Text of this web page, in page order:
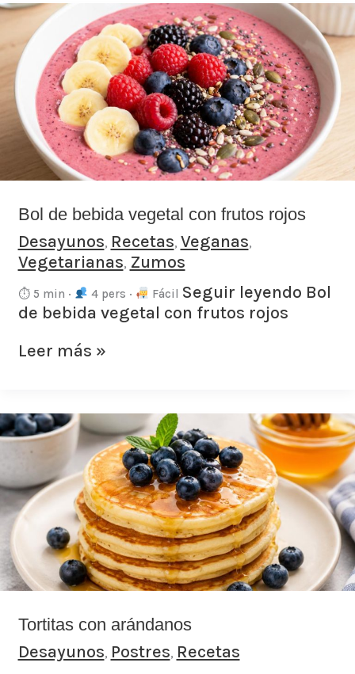
Bol de bebida vegetal con frutos rojos
Desayunos, Recetas, Veganas,
Vegetarianas, Zumos
⏱ 5 min · 4 pers · Fácil Seguir leyendo Bol
de bebida vegetal con frutos rojos
Bol
de
bebida
vegetal
con
frutos
rojos
Leer más »
Tortitas con arándanos
Desayunos, Postres, Recetas
Tortitas
con
arándanos